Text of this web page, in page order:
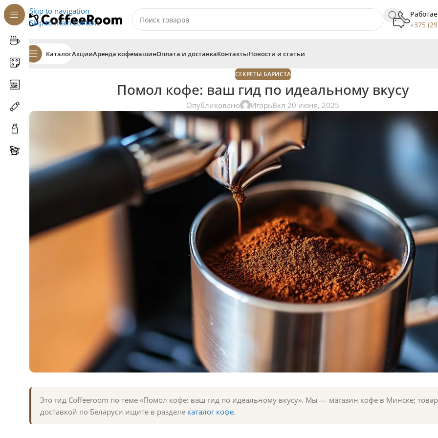
Skip to navigation
Skip to main content
+375
КаталогАкцииАренда кофемашинОплата и доставкаКонтактыНовости и статьи
СЕКРЕТЫ БАРИСТА
Помол кофе: ваш гид по идеальному вкусу
Опубликовано ИгорьВкл 20 июня, 2025
Это гид Coffeeroom по теме «Помол кофе: ваш гид по идеальному вкусу». Мы — магазин кофе в Минске;
доставкой по Беларуси ищите в разделе каталог кофе.